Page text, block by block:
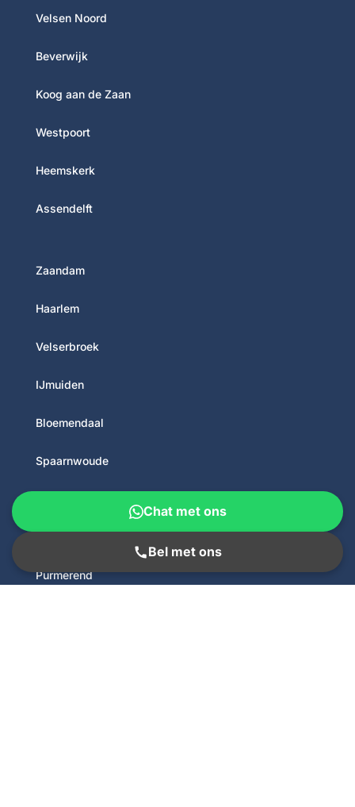
Velsen Noord
Beverwijk
Koog aan de Zaan
Westpoort
Heemskerk
Assendelft
Zaandam
Haarlem
Velserbroek
IJmuiden
Bloemendaal
Spaarnwoude
Purmerend
Chat met ons
Bel met ons